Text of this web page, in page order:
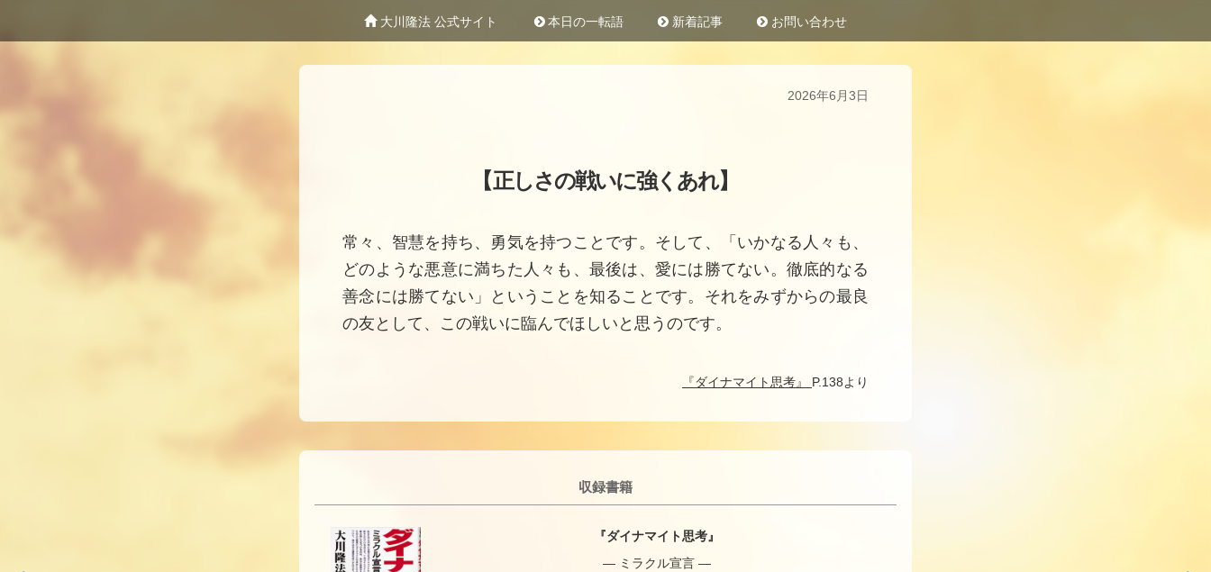
大川隆法 公式サイト 本日の一転語 新着記事 お問い合わせ
2026年6月3日
【正しさの戦いに強くあれ】
常々、智慧を持ち、勇気を持つことです。そして、「いかなる人々も、
どのような悪意に満ちた人々も、最後は、愛には勝てない。徹底的なる
善念には勝てない」ということを知ることです。それをみずからの最良
の友として、この戦いに臨んでほしいと思うのです。
『ダイナマイト思考』 P.138より
収録書籍
『ダイナマイト思考』
― ミラクル宣言 ―